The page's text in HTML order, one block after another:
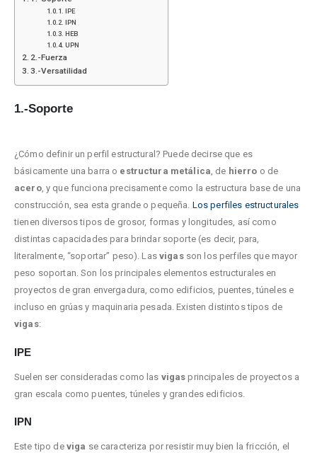
IPE
IPN
HEB
UPN
2.-Fuerza
3.-Versatilidad
1.-Soporte
¿Cómo definir un perfil estructural? Puede decirse que es
básicamente una barra o estructura metálica , de hierro o de
acero, y que funciona precisamente como la estructura base de una
construcción, sea esta grande o pequeña. Los perfiles estructurales
tienen diversos tipos de grosor, formas y longitudes, así como
distintas capacidades para brindar soporte (es decir, para,
literalmente, “soportar” peso). Lasvigasson los perfiles que mayor
peso soportan. Son los principales elementos estructurales en
proyectos de gran envergadura, como edificios, puentes, túneles e
incluso en grúas y maquinaria pesada. Existen distintos tipos de
vigas:
IPE
Suelen ser consideradas como las vigas principales de proyectos a
gran escala como puentes, túneles y grandes edificios.
IPN
Este tipo de viga se caracteriza por resistir muy bien la fricción, el